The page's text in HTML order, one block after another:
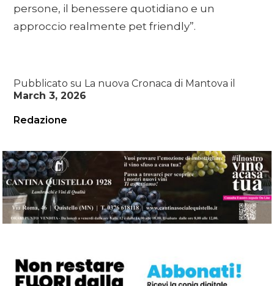
persone, il benessere quotidiano e un
approccio realmente pet friendly”.
Pubblicato su La nuova Cronaca di Mantova il
March 3, 2026
Redazione